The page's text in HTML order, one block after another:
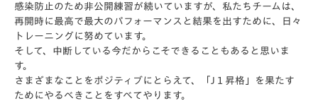
感染防止のため非公開練習が続いていますが、私たちチームは、
再開時に最高で最大のパフォーマンスと結果を出すために、日々
トレーニングに努めています。
そして、中断している今だからこそできることもあると思いま
す。
さまざまなことをポジティブにとらえて、「J１昇格」を果たす
ためにやるべきことをすべてやります。